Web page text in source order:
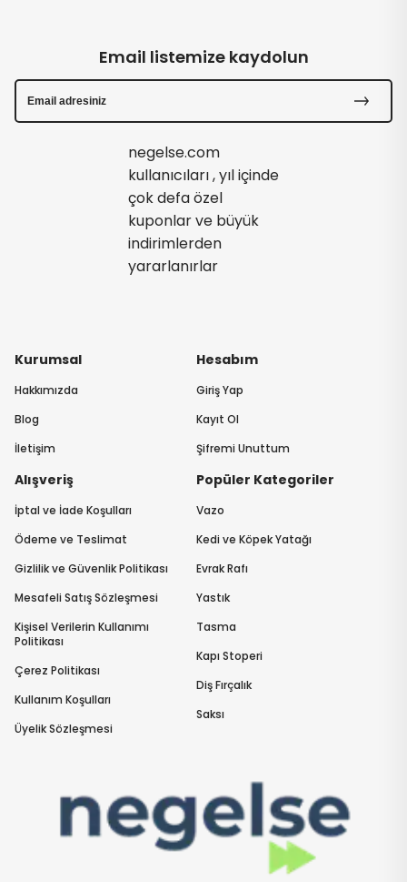
Kurumsal
Hakkımızda
Blog
İletişim
Hesabım
Giriş Yap
Kayıt Ol
Şifremi Unuttum
Alışveriş
İptal ve İade Koşulları
Ödeme ve Teslimat
Gizlilik ve Güvenlik Politikası
Mesafeli Satış Sözleşmesi
Kişisel Verilerin Kullanımı
Politikası
Çerez Politikası
Kullanım Koşulları
Üyelik Sözleşmesi
Popüler Kategoriler
Vazo
Kedi ve Köpek Yatağı
Evrak Rafı
Yastık
Tasma
Kapı Stoperi
Diş Fırçalık
Saksı
Email listemize kaydolun
negelse.com
kullanıcıları , yıl içinde
çok defa özel
kuponlar ve büyük
indirimlerden
yararlanırlar